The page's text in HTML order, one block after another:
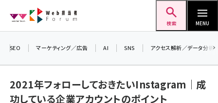
ン
検索 MENU
SEO マーケティング／広告 AI SNS アクセス解析／データ分析
2021年フォローしておきたいInstagram｜成
功している企業アカウントのポイント